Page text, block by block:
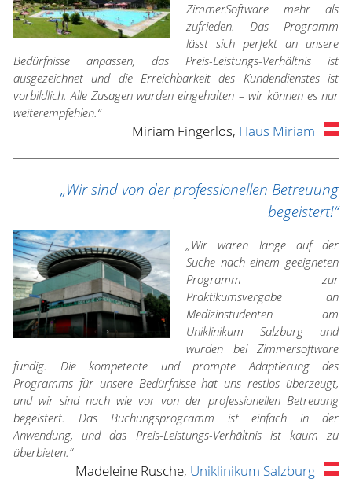
ZimmerSoftware mehr als
zufrieden. Das Programm
lässt sich perfekt an unsere
Bedürfnisse anpassen, das Preis-Leistungs-Verhältnis ist
ausgezeichnet und die Erreichbarkeit des Kundendienstes ist
vorbildlich. Alle Zusagen wurden eingehalten – wir können es nur
weiterempfehlen.“
Miriam Fingerlos, Haus Miriam
„Wir sind von der professionellen Betreuung
begeistert!“
„Wir waren lange auf der
Suche nach einem geeigneten
Programm zur
Praktikumsvergabe an
Medizinstudenten am
Uniklinikum Salzburg und
wurden bei Zimmersoftware
fündig. Die kompetente und prompte Adaptierung des
Programms für unsere Bedürfnisse hat uns restlos überzeugt,
und wir sind nach wie vor von der professionellen Betreuung
begeistert. Das Buchungsprogramm ist einfach in der
Anwendung, und das Preis-Leistungs-Verhältnis ist kaum zu
überbieten.“
Madeleine Rusche, Uniklinikum Salzburg